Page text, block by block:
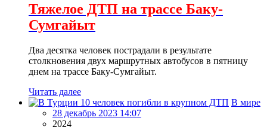
Тяжелое ДТП на трассе Баку-
Сумгайыт
Два десятка человек пострадали в результате
столкновения двух маршрутных автобусов в пятницу
днем на трассе Баку-Сумгайыт.
Читать далее
В мире
28 декабрь 2023 14:07
2024